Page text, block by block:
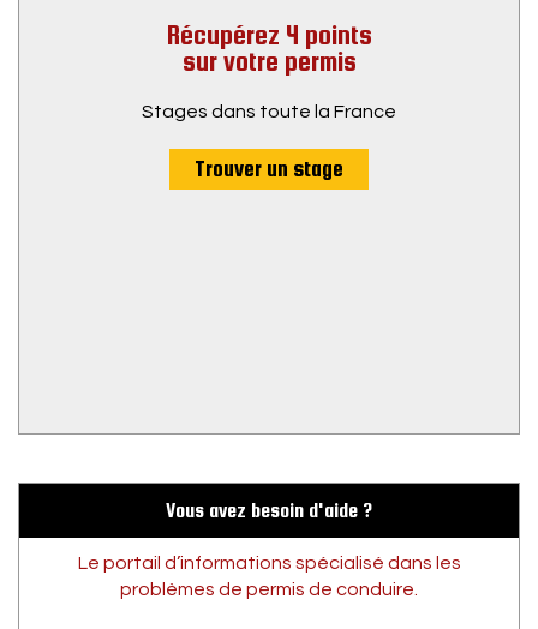
Récupérez 4 points
sur votre permis
Stages dans toute la France
Trouver un stage
Vous avez besoin d'aide ?
Le portail d’informations spécialisé dans les
problèmes de permis de conduire.